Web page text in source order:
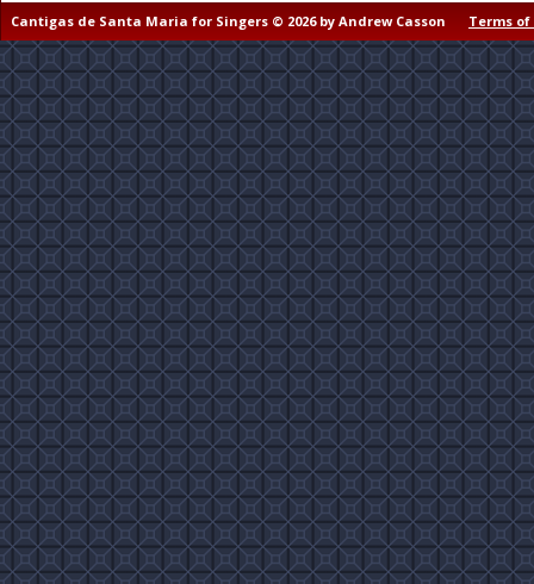
Cantigas de Santa Maria for Singers © 2026 by Andrew Casson Terms of